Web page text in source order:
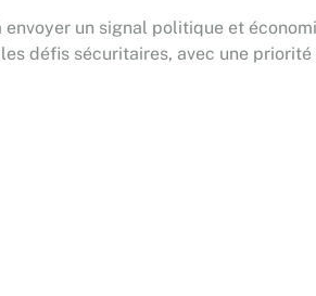
un signal politique et
défis sécuritaires, avec une